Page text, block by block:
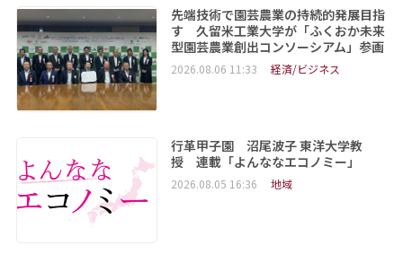
先端技術で園芸農業の持続的発展目指
す 久留米工業大学が「ふくおか未来
型園芸農業創出コンソーシアム」参画
2026.08.06 11:33 経済/ビジネス
行革甲子園 沼尾波子 東洋大学教
授 連載「よんななエコノミー」
2026.08.05 16:36 地域